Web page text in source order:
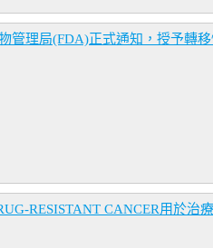
理局(FDA)正式通知，授予轉移
RESISTANT CANCER用於治